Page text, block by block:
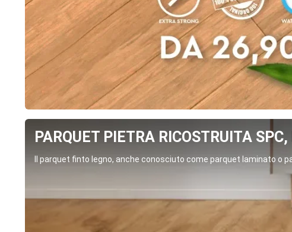
PARQUET PIETRA RICOSTRUITA SPC,
Il parquet finto legno, anche conosciuto come parquet laminato o